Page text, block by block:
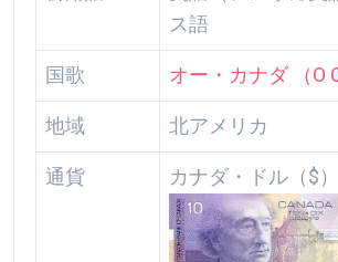
ス語
国歌 オー・カナダ （O
地域 北アメリカ
通貨 カナダ・ドル（$）